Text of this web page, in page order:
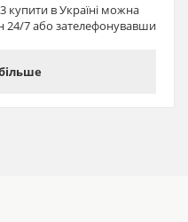
купити в Україні можна
7 або зателефонувавши